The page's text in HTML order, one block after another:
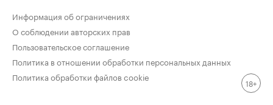
Информация об ограничениях
О соблюдении авторских прав
Пользовательское соглашение
Политика в отношении обработки персональных данных
Политика обработки файлов cookie
18+